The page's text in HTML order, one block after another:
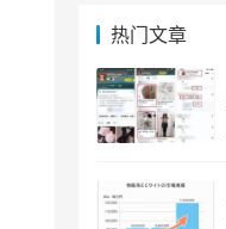
热门文章